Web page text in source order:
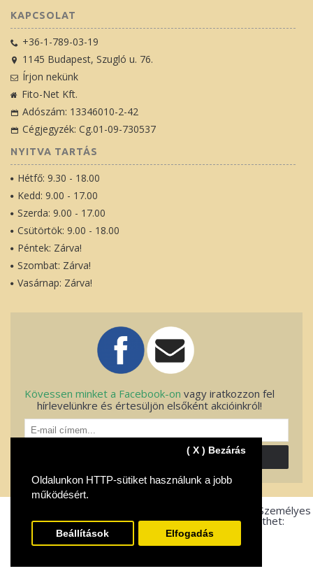
Oldalunkon HTTP-sütiket használunk a jobb
működésért.
( X ) Bezárás
Beállítások Elfogadás
KAPCSOLAT
+36-1-789-03-19
1145 Budapest, Szugló u. 76.
Írjon nekünk
Fito-Net Kft.
Adószám: 13346010-2-42
Cégjegyzék: Cg.01-09-730537
NYITVA TARTÁS
Hétfő: 9.30 - 18.00
Kedd: 9.00 - 17.00
Szerda: 9.00 - 17.00
Csütörtök: 9.00 - 18.00
Péntek: Zárva!
Szombat: Zárva!
Vasárnap: Zárva!
Kövessen minket a Facebook-on vagy iratkozzon fel
hírlevelünkre és értesüljön elsőként akcióinkról!
FELIRATKOZOK!
© Fito-Net Kft. 2004-2025. Minden jog fenntartva. Személyes
átvétel esetén, az alábbi bankkártyákkal is fizethet: